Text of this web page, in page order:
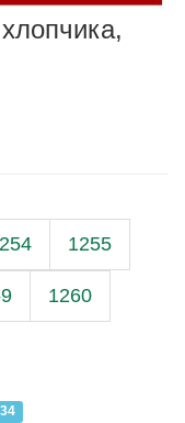
1255
1260